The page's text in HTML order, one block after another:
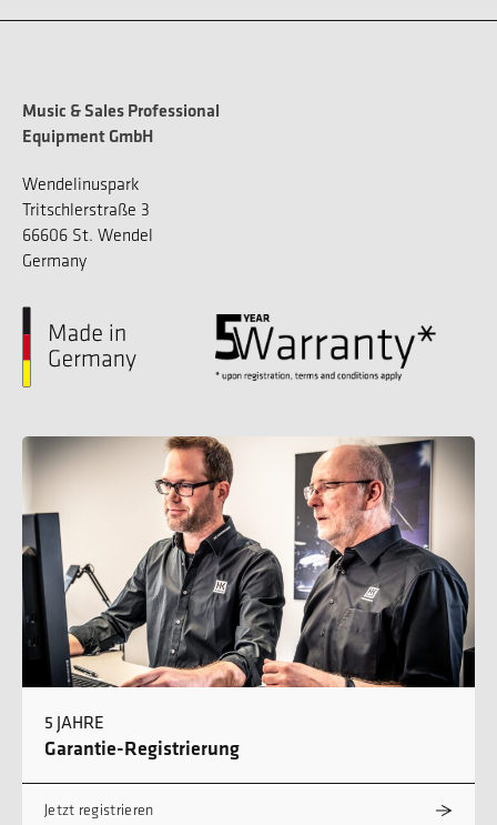
Music & Sales Professional
Equipment GmbH
Wendelinuspark
Tritschlerstraße 3
66606 St. Wendel
Germany
5 JAHRE
Garantie-Registrierung
Jetzt registrieren